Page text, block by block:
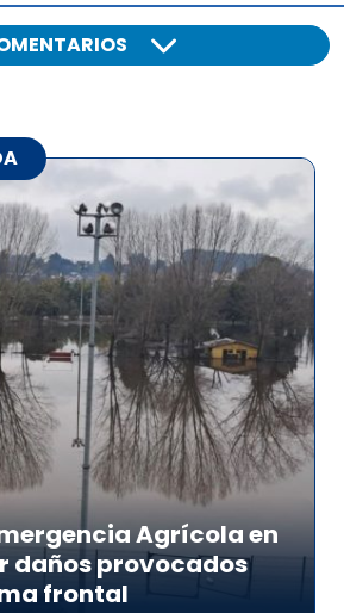
Agrícola en
daños provocados
frontal